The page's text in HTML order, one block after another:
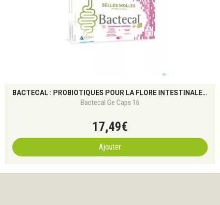
BACTECAL : PROBIOTIQUES POUR LA FLORE INTESTINALE ET L’IMMUNITÉ
Bactecal Ge Caps 16
17,49€
Ajouter